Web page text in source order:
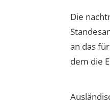
Die
an das
dem die